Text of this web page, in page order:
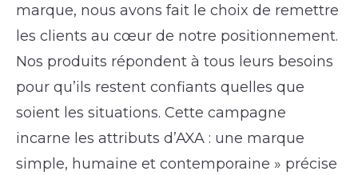
marque, nous avons fait le choix de remettre
les clients au cœur de notre positionnement.
Nos produits répondent à tous leurs besoins
pour qu’ils restent confiants quelles que
soient les situations. Cette campagne
incarne les attributs d’AXA : une marque
simple, humaine et contemporaine » précise